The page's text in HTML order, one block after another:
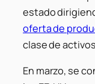
estado
oferta de
clase de
En marzo, se